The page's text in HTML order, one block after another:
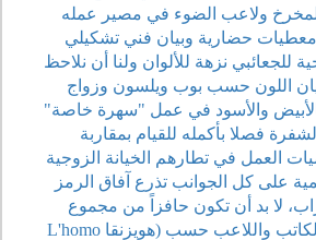
ولاعب الضوء في مصير عمله
حضارية وبيان فني تشكيلي
نزهة للألوان ولنا أن نلاحظ
اللون حسب بوب ويلسون وزواج
والأسود في عمل "سهرة خاصة"
فصلا بأكمله للقيام بمقاربة
العمل في تطارهم الخيانة الزوجية
على كل الجوانب تذرع آفاق الرمز
لا بد أن تكون حافزاً من مجموع
الحوافز التي تدفع الكاتب واللاعب حسب (هويزنقا L'homo